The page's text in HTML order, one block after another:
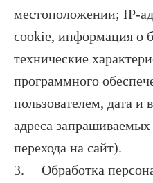
местоположении; IP-
cookie, информация о
технические
программного
пользователем, дата и
адреса
перехода на сайт).
3. Обработка